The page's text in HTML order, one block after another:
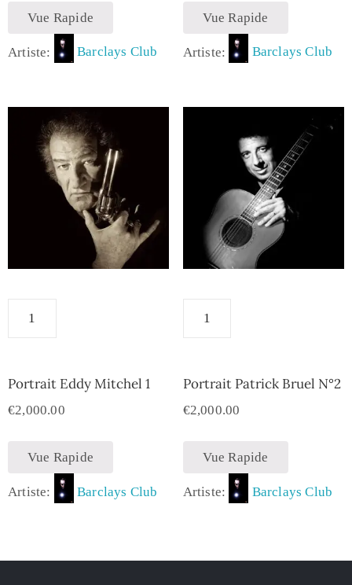
Vue Rapide
Artiste: Barclays Club
Vue Rapide
Artiste: Barclays Club
Portrait Eddy Mitchel 1
€2,000.00
Vue Rapide
Artiste: Barclays Club
Portrait Patrick Bruel N°2
€2,000.00
Vue Rapide
Artiste: Barclays Club